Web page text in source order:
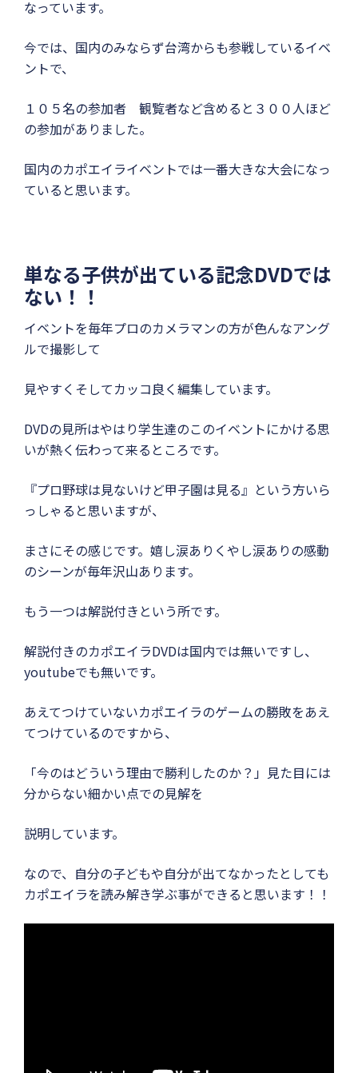
なっています。
今では、国内のみならず台湾からも参戦しているイベ
ントで、
１０５名の参加者 観覧者など含めると３００人ほど
の参加がありました。
国内のカポエイライベントでは一番大きな大会になっ
ていると思います。
単なる子供が出ている記念DVDでは
ない！！
イベントを毎年プロのカメラマンの方が色んなアング
ルで撮影して
見やすくそしてカッコ良く編集しています。
DVDの見所はやはり学生達のこのイベントにかける思
いが熱く伝わって来るところです。
『プロ野球は見ないけど甲子園は見る』という方いら
っしゃると思いますが、
まさにその感じです。嬉し涙ありくやし涙ありの感動
のシーンが毎年沢山あります。
もう一つは解説付きという所です。
解説付きのカポエイラDVDは国内では無いですし、
youtubeでも無いです。
あえてつけていないカポエイラのゲームの勝敗をあえ
てつけているのですから、
「今のはどういう理由で勝利したのか？」見た目には
分からない細かい点での見解を
説明しています。
なので、自分の子どもや自分が出てなかったとしても
カポエイラを読み解き学ぶ事ができると思います！！